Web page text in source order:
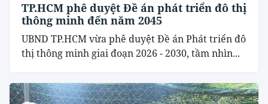
TP.HCM phê duyệt Đề án phát triển đô thị
thông minh đến năm 2045
UBND TP.HCM vừa phê duyệt Đề án Phát triển đô
thị thông minh giai đoạn 2026 - 2030, tầm nhìn...